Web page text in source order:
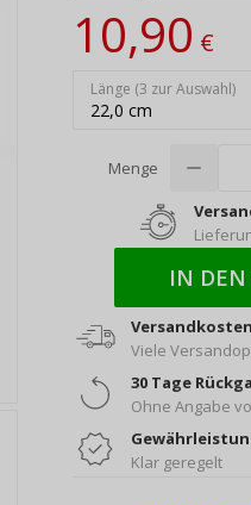
10,90€
Länge (3 zur Auswahl)
22,0 cm
Menge
IN DEN
Viele
30 Tage
Ohne Angabe
Klar geregelt